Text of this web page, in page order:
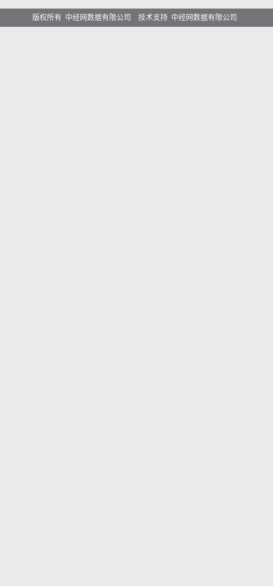
版权所有 中经网数据有限公司 技术支持 中经网数据有限公司